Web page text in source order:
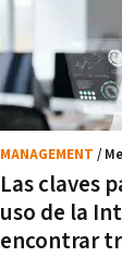
Las claves
uso de la
encontrar
MANAGEMENT /